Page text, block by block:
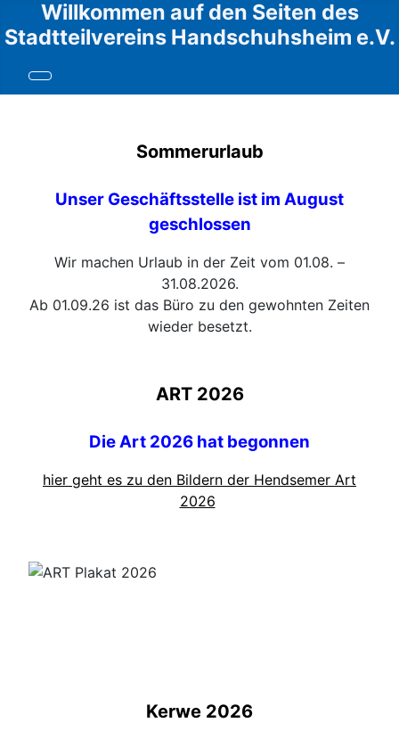
Willkommen auf den Seiten des
Stadtteilvereins Handschuhsheim e.V.
Sommerurlaub
Unser Geschäftsstelle ist im August
geschlossen
Wir machen Urlaub in der Zeit vom 01.08. –
31.08.2026.
Ab 01.09.26 ist das Büro zu den gewohnten Zeiten
wieder besetzt.
ART 2026
Die Art 2026 hat begonnen
hier geht es zu den Bildern der Hendsemer Art
2026
Kerwe 2026